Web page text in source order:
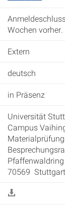
Wochen vorher.
Extern
deutsch
in Präsenz
Universität
Campus
70569 Stuttgart